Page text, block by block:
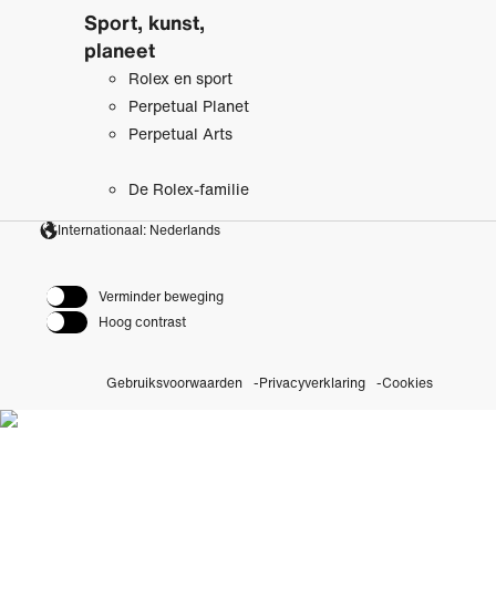
Sport, kunst,
planeet
Rolex en sport
Perpetual Planet
Perpetual Arts
De Rolex-familie
Internationaal: Nederlands
Verminder beweging
Hoog contrast
Gebruiksvoorwaarden Privacyverklaring Cookies